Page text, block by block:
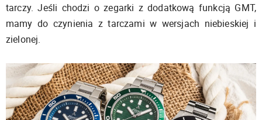
tarczy. Jeśli chodzi o zegarki z dodatkową funkcją GMT,
mamy do czynienia z tarczami w wersjach niebieskiej i
zielonej.